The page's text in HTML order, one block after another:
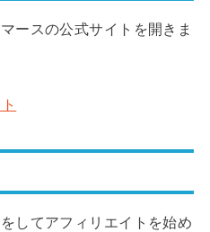
ースの公式サイトを開きま
してアフィリエイトを始め